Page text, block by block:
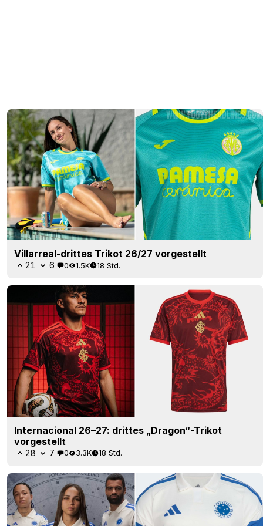
Villarreal-drittes Trikot 26/27 vorgestellt
21 6 0 1.5K 18 Std.
Internacional 26–27: drittes „Dragon“-Trikot
vorgestellt
28 7 0 3.3K 18 Std.